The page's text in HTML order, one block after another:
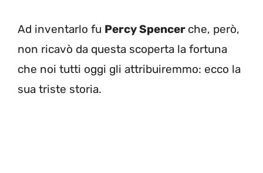
Ad inventarlo fu Percy Spencer che, però,
non ricavò da questa scoperta la fortuna
che noi tutti oggi gli attribuiremmo: ecco la
sua triste storia.